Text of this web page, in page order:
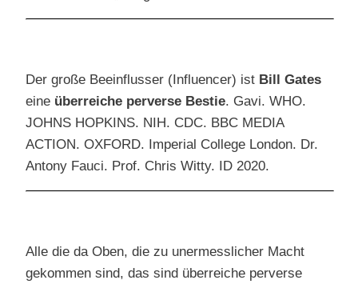
Der große Beeinflusser (Influencer) ist Bill Gates
eine überreiche perverse Bestie. Gavi. WHO.
JOHNS HOPKINS. NIH. CDC. BBC MEDIA
ACTION. OXFORD. Imperial College London. Dr.
Antony Fauci. Prof. Chris Witty. ID 2020.
Alle die da Oben, die zu unermesslicher Macht
gekommen sind, das sind überreiche perverse